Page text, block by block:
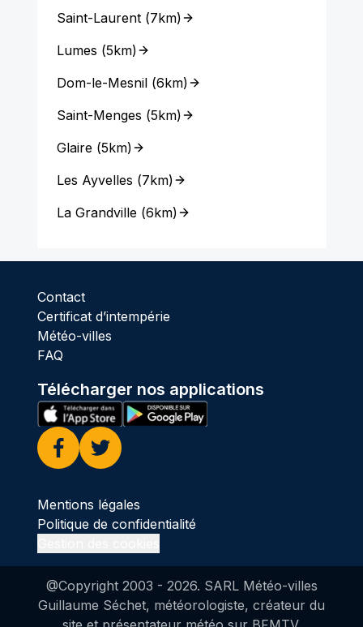
Saint-Laurent(7km)
Lumes (5km)
Dom-le-Mesnil(6km)
Saint-Menges (5km)
Glaire(5km)
Les Ayvelles (7km)
La Grandville(6km)
Contact
Certificat d’intempérie
Météo-villes
FAQ
Télécharger nos applications
Facebook
Twitter
Mentions légales
Politique de confidentialité
@Copyright 2003 - 2026. SARL Météo-villes
Guillaume Séchet, météorologiste, créateur du